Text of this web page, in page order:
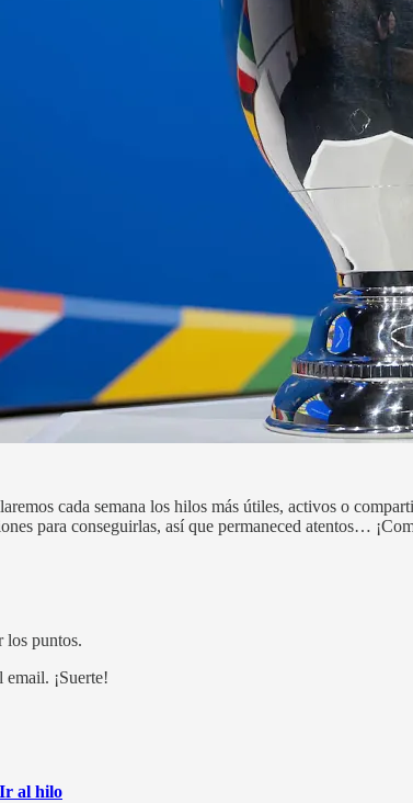
cada semana los hilos más útiles, activos o
para conseguirlas, así que permaneced atentos…
los puntos.
email. ¡Suerte!
Ir al hilo